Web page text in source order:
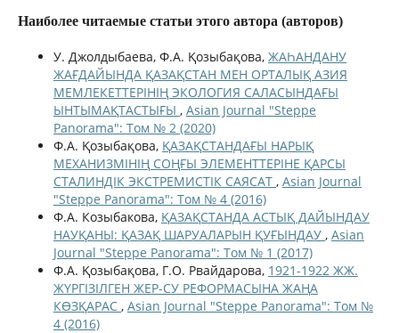
Наиболее читаемые статьи этого автора (авторов)
У. Джолдыбаева, Ф.А. Қозыбақова, ЖАҺАНДАНУ
ЖАҒДАЙЫНДА ҚАЗАҚСТАН МЕН ОРТАЛЫҚ АЗИЯ
МЕМЛЕКЕТТЕРІНІҢ ЭКОЛОГИЯ САЛАСЫНДАҒЫ
ЫНТЫМАҚТАСТЫҒЫ , Asian Journal "Steppe
Panorama": Том № 2 (2020)
Ф.А. Қозыбақова, ҚАЗАҚСТАНДАҒЫ НАРЫҚ
МЕХАНИЗМІНІҢ СОҢҒЫ ЭЛЕМЕНТТЕРІНЕ ҚАРСЫ
СТАЛИНДІК ЭКСТРЕМИСТІК САЯСАТ , Asian Journal
"Steppe Panorama": Том № 4 (2016)
Ф.А. Козыбакова, ҚАЗАҚСТАНДА АСТЫҚ ДАЙЫНДАУ
НАУҚАНЫ: ҚАЗАҚ ШАРУАЛАРЫН ҚУҒЫНДАУ , Asian
Journal "Steppe Panorama": Том № 1 (2017)
Ф.А. Қозыбақова, Г.О. Рвайдарова, 1921-1922 ЖЖ.
ЖҮРГІЗІЛГЕН ЖЕР-СУ РЕФОРМАСЫНА ЖАҢА
КӨЗҚАРАС , Asian Journal "Steppe Panorama": Том №
4 (2016)